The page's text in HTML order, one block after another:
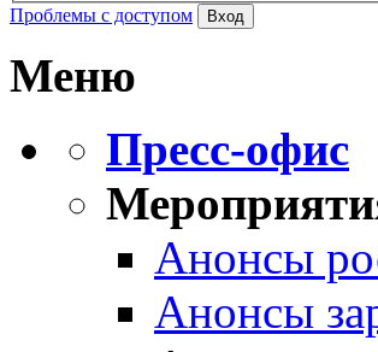
Проблемы с доступом
Меню
Пресс-офис
Анонсы
Анонсы